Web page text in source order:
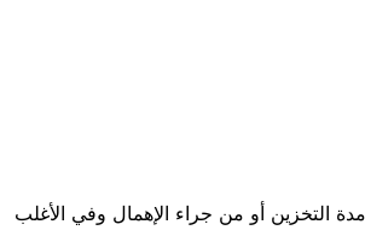
التخزين أو من جراء الإهمال وفي الأغلب